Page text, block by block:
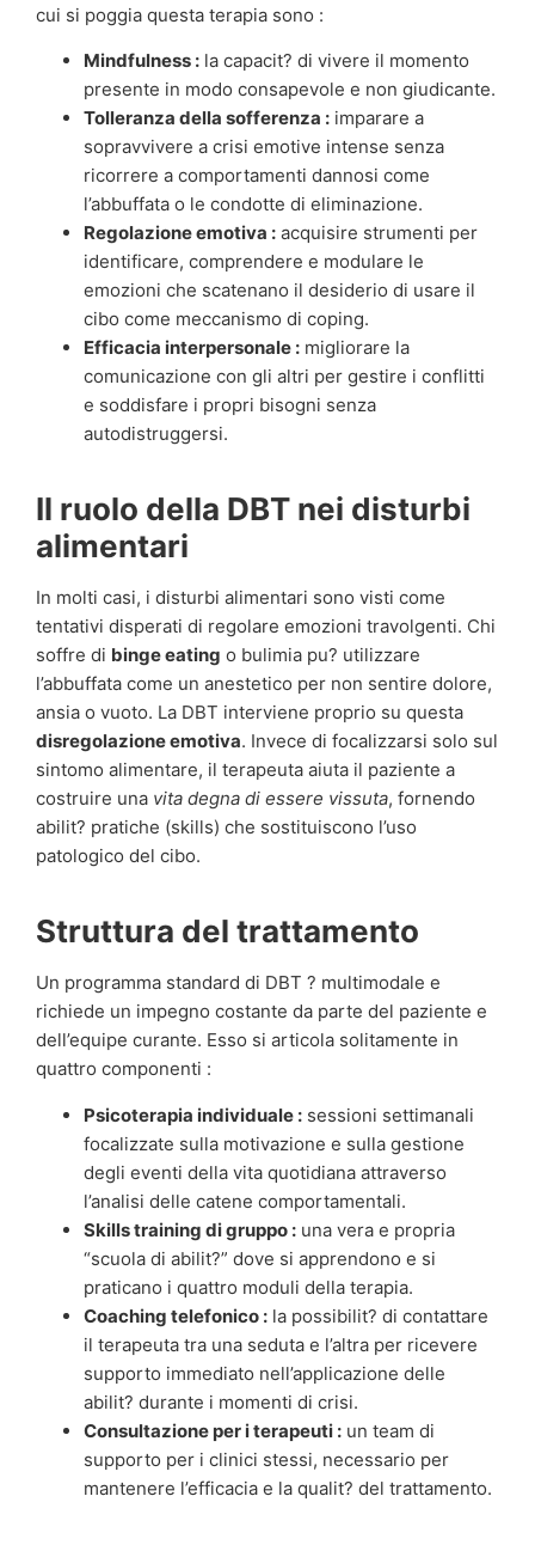
cui si poggia questa terapia sono :
Mindfulness : la capacit? di vivere il momento
presente in modo consapevole e non giudicante.
Tolleranza della sofferenza : imparare a
sopravvivere a crisi emotive intense senza
ricorrere a comportamenti dannosi come
l’abbuffata o le condotte di eliminazione.
Regolazione emotiva : acquisire strumenti per
identificare, comprendere e modulare le
emozioni che scatenano il desiderio di usare il
cibo come meccanismo di coping.
Efficacia interpersonale : migliorare la
comunicazione con gli altri per gestire i conflitti
e soddisfare i propri bisogni senza
autodistruggersi.
Il ruolo della DBT nei disturbi
alimentari
In molti casi, i disturbi alimentari sono visti come
tentativi disperati di regolare emozioni travolgenti. Chi
soffre di binge eating o bulimia pu? utilizzare
l’abbuffata come un anestetico per non sentire dolore,
ansia o vuoto. La DBT interviene proprio su questa
disregolazione emotiva. Invece di focalizzarsi solo sul
sintomo alimentare, il terapeuta aiuta il paziente a
costruire una vita degna di essere vissuta, fornendo
abilit? pratiche (skills) che sostituiscono l’uso
patologico del cibo.
Struttura del trattamento
Un programma standard di DBT ? multimodale e
richiede un impegno costante da parte del paziente e
dell’equipe curante. Esso si articola solitamente in
quattro componenti :
Psicoterapia individuale : sessioni settimanali
focalizzate sulla motivazione e sulla gestione
degli eventi della vita quotidiana attraverso
l’analisi delle catene comportamentali.
Skills training di gruppo : una vera e propria
“scuola di abilit?” dove si apprendono e si
praticano i quattro moduli della terapia.
Coaching telefonico : la possibilit? di contattare
il terapeuta tra una seduta e l’altra per ricevere
supporto immediato nell’applicazione delle
abilit? durante i momenti di crisi.
Consultazione per i terapeuti : un team di
supporto per i clinici stessi, necessario per
mantenere l’efficacia e la qualit? del trattamento.